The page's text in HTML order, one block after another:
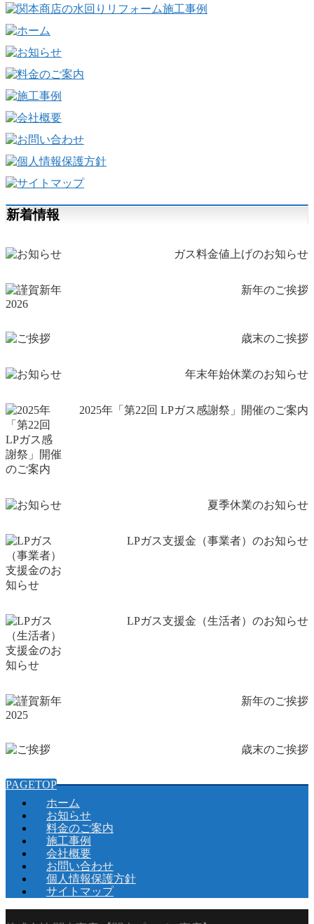
新着情報
ガス料金値上げのお知らせ
新年のご挨拶
歳末のご挨拶
年末年始休業のお知らせ
2025年「第22回 LPガス感謝祭」開催のご案内
夏季休業のお知らせ
LPガス支援金（事業者）のお知らせ
LPガス支援金（生活者）のお知らせ
新年のご挨拶
歳末のご挨拶
PAGETOP
ホーム
お知らせ
料金のご案内
施工事例
会社概要
お問い合わせ
個人情報保護方針
サイトマップ